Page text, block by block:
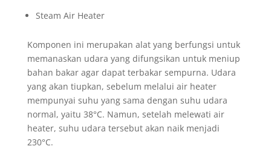
Steam Air Heater
Komponen ini merupakan alat yang berfungsi untuk
memanaskan udara yang difungsikan untuk meniup
bahan bakar agar dapat terbakar sempurna. Udara
yang akan tiupkan, sebelum melalui air heater
mempunyai suhu yang sama dengan suhu udara
normal, yaitu 38°C. Namun, setelah melewati air
heater, suhu udara tersebut akan naik menjadi
230°C.